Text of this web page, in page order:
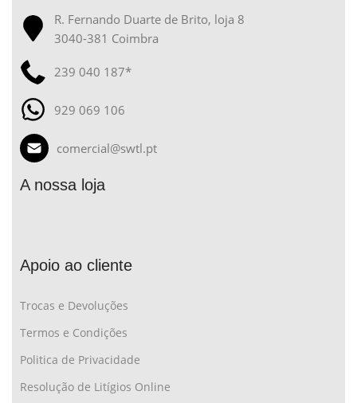
R. Fernando Duarte de Brito, loja 8
3040-381 Coimbra
239 040 187*
929 069 106
comercial@swtl.pt
A nossa loja
Apoio ao cliente
Trocas e Devoluções
Termos e Condições
Politica de Privacidade
Resolução de Litígios Online